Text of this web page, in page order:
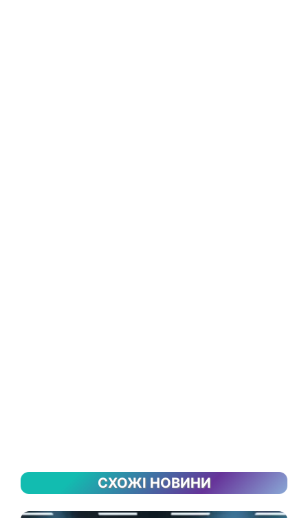
СХОЖІ НОВИНИ